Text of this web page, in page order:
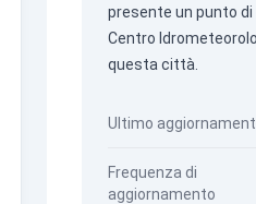
presente un punto di
Centro
questa città.
Ultimo
Frequenza di
aggiornamento